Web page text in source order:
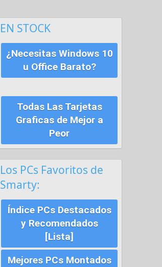
EN STOCK
¿Necesitas Windows 10
u Office Barato?
Todas Las Tarjetas
Graficas de Mejor a
Peor
Los PCs Favoritos de
Smarty:
Índice PCs Destacados
y Recomendados
[Lista]
Mejores PCs Montados